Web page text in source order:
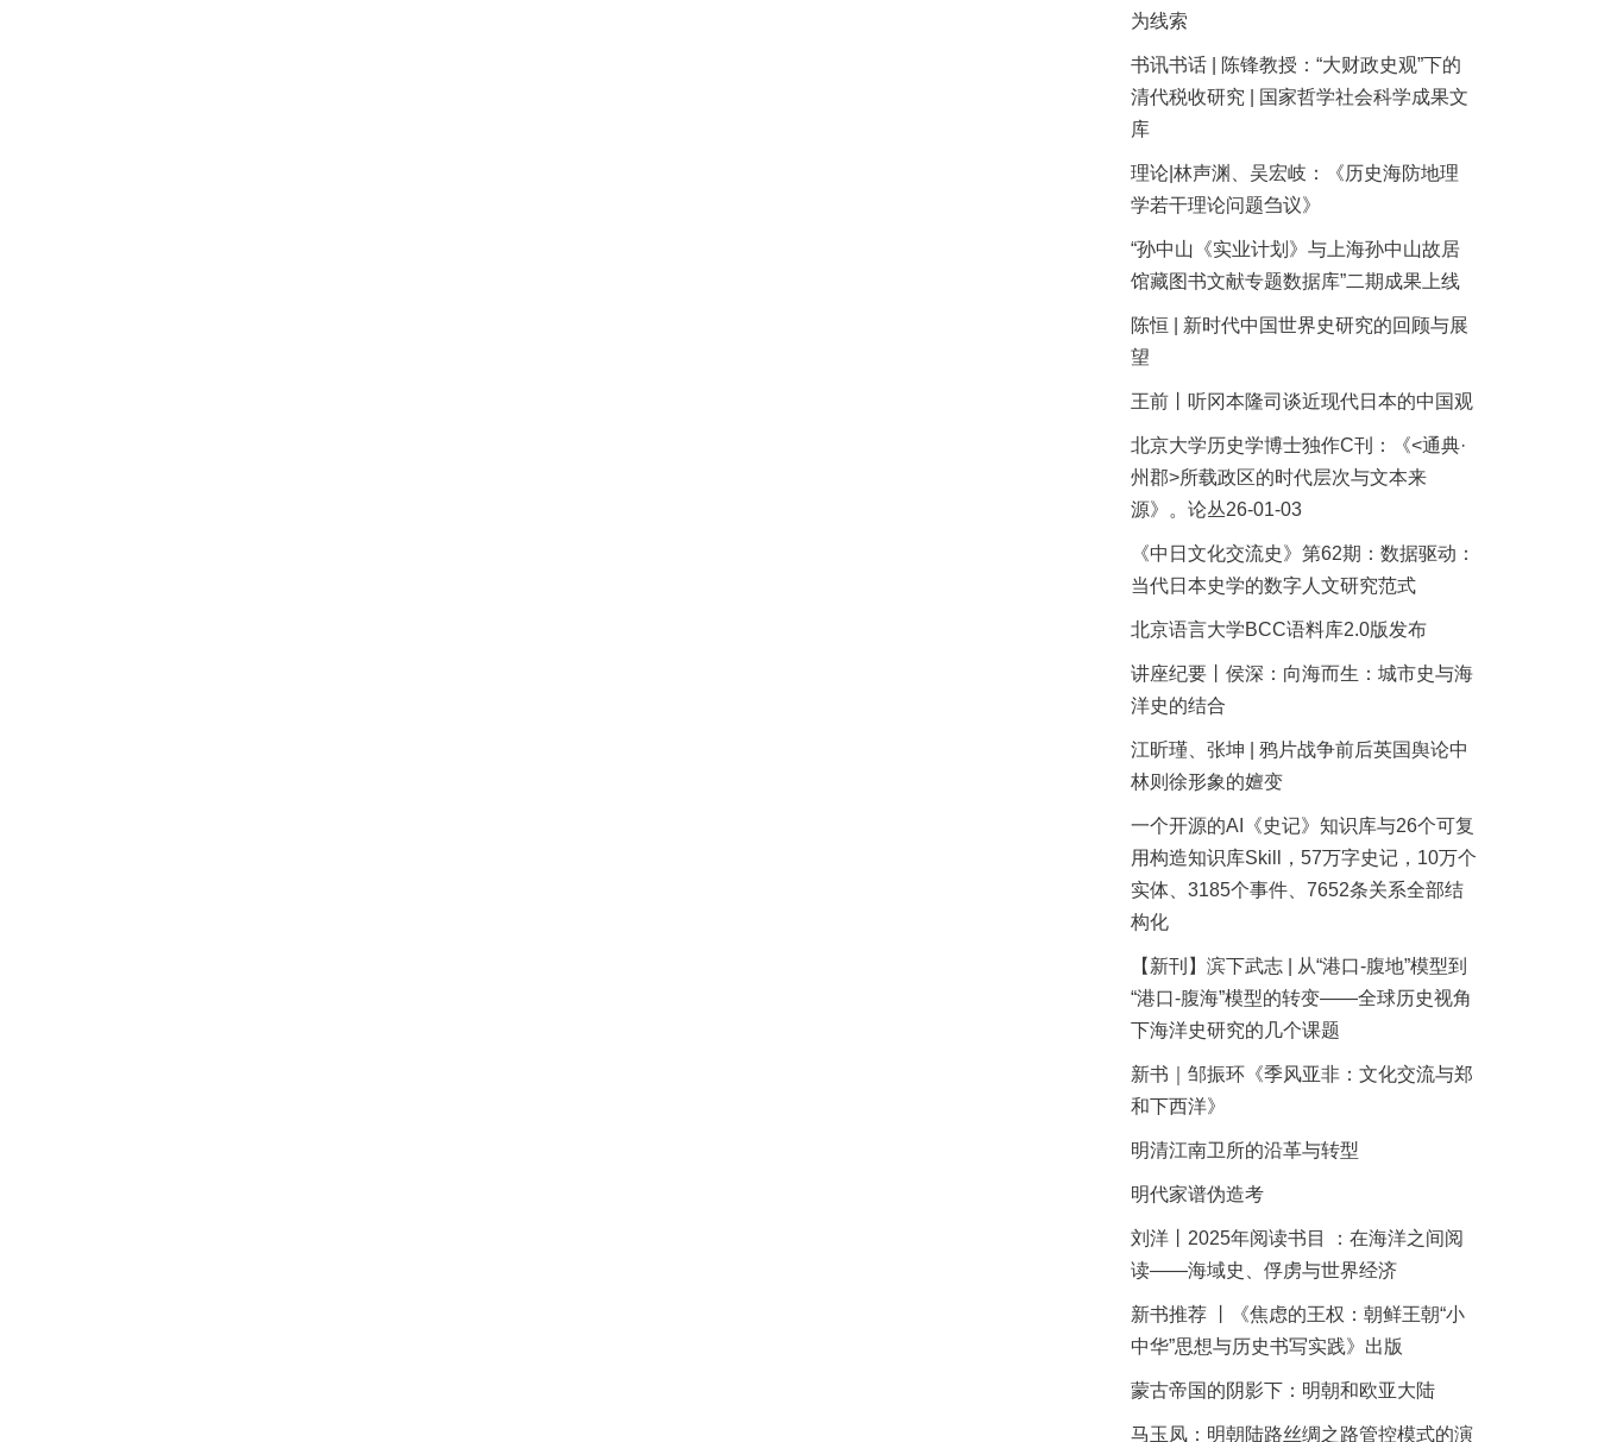
为线索
书讯书话 | 陈锋教授：“大财政史观”下的
清代税收研究 | 国家哲学社会科学成果文
库
理论|林声渊、吴宏岐：《历史海防地理
学若干理论问题刍议》
“孙中山《实业计划》与上海孙中山故居
馆藏图书文献专题数据库”二期成果上线
陈恒 | 新时代中国世界史研究的回顾与展
望
王前丨听冈本隆司谈近现代日本的中国观
北京大学历史学博士独作C刊：《<通典·
州郡>所载政区的时代层次与文本来
源》。论丛26-01-03
《中日文化交流史》第62期：数据驱动：
当代日本史学的数字人文研究范式
北京语言大学BCC语料库2.0版发布
讲座纪要丨侯深：向海而生：城市史与海
洋史的结合
江昕瑾、张坤 | 鸦片战争前后英国舆论中
林则徐形象的嬗变
一个开源的AI《史记》知识库与26个可复
用构造知识库Skill，57万字史记，10万个
实体、3185个事件、7652条关系全部结
构化
【新刊】滨下武志 | 从“港口-腹地”模型到
“港口-腹海”模型的转变——全球历史视角
下海洋史研究的几个课题
新书｜邹振环《季风亚非：文化交流与郑
和下西洋》
明清江南卫所的沿革与转型
明代家谱伪造考
刘洋丨2025年阅读书目 ：在海洋之间阅
读——海域史、俘虏与世界经济
新书推荐 丨《焦虑的王权：朝鲜王朝“小
中华”思想与历史书写实践》出版
蒙古帝国的阴影下：明朝和欧亚大陆
马玉凤：明朝陆路丝绸之路管控模式的演